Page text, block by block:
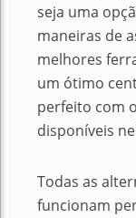
seja uma
maneiras de
melhores
um ótimo
perfeito com
disponíveis
Todas as
funcionam